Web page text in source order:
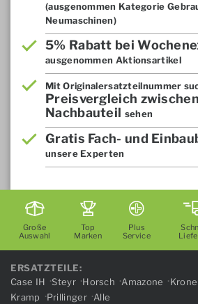
(ausgenommen Kategorie
Neumaschinen)
5% Rabatt bei
ausgenommen Aktionsartikel
Mit Originalersatzteilnummer
Preisvergleich
Nachbauteil sehen
Gratis Fach- und
unsere Experten
Große
Auswahl
Top
Marken
Plus
Service
ERSATZTEILE:
Case IH
Steyr Horsch Amazone Krone
Kramp
Prillinger Alle